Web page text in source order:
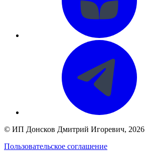
© ИП Донсков Дмитрий Игоревич, 2026
Пользовательское соглашение